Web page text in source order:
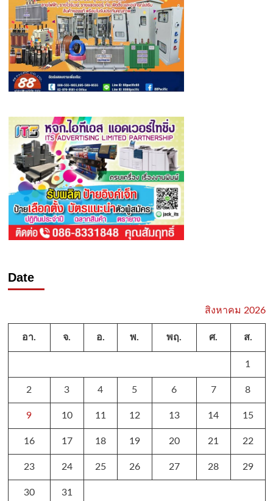
Date
สิงหาคม 2026
อา. จ. อ. พ. พฤ. ศ. ส.
1
2 3 4 5 6 7 8
9 10 11 12 13 14 15
16 17 18 19 20 21 22
23 24 25 26 27 28 29
30 31